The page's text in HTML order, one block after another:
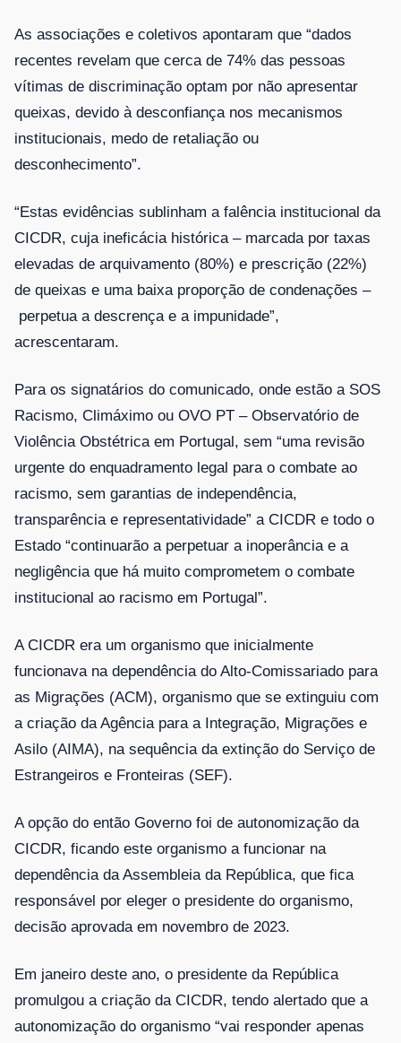
As associações e coletivos apontaram que “dados
recentes revelam que cerca de 74% das pessoas
vítimas de discriminação optam por não apresentar
queixas, devido à desconfiança nos mecanismos
institucionais, medo de retaliação ou
desconhecimento”.
“Estas evidências sublinham a falência institucional da
CICDR, cuja ineficácia histórica – marcada por taxas
elevadas de arquivamento (80%) e prescrição (22%)
de queixas e uma baixa proporção de condenações –
perpetua a descrença e a impunidade”,
acrescentaram.
Para os signatários do comunicado, onde estão a SOS
Racismo, Climáximo ou OVO PT – Observatório de
Violência Obstétrica em Portugal, sem “uma revisão
urgente do enquadramento legal para o combate ao
racismo, sem garantias de independência,
transparência e representatividade” a CICDR e todo o
Estado “continuarão a perpetuar a inoperância e a
negligência que há muito comprometem o combate
institucional ao racismo em Portugal”.
A CICDR era um organismo que inicialmente
funcionava na dependência do Alto-Comissariado para
as Migrações (ACM), organismo que se extinguiu com
a criação da Agência para a Integração, Migrações e
Asilo (AIMA), na sequência da extinção do Serviço de
Estrangeiros e Fronteiras (SEF).
A opção do então Governo foi de autonomização da
CICDR, ficando este organismo a funcionar na
dependência da Assembleia da República, que fica
responsável por eleger o presidente do organismo,
decisão aprovada em novembro de 2023.
Em janeiro deste ano, o presidente da República
promulgou a criação da CICDR, tendo alertado que a
autonomização do organismo “vai responder apenas